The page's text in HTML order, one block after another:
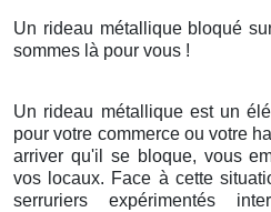
Un rideau métallique bloqué
sommes là pour vous !
Un rideau métallique est un
pour votre commerce ou votre
arriver qu'il se bloque, vous
vos locaux. Face à cette
serruriers expérimentés